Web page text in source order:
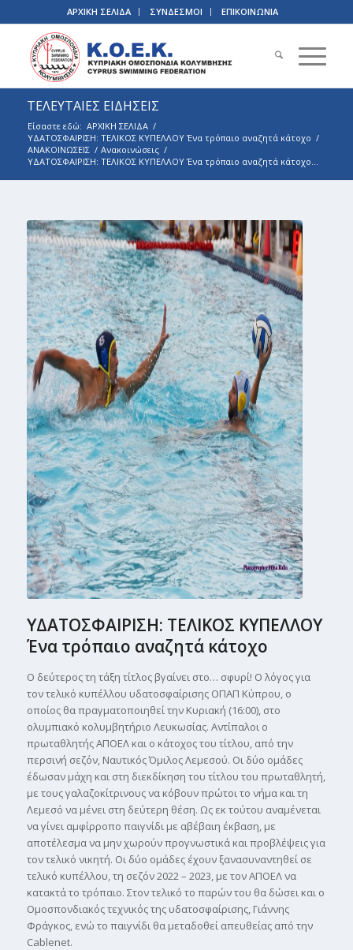
ΑΡΧΙΚΗ ΣΕΛΙΔΑ ΣΥΝΔΕΣΜΟΙ ΕΠΙΚΟΙΝΩΝΙΑ
ΤΕΛΕΥΤΑΙΕΣ ΕΙΔΗΣΕΙΣ
Είσαστε εδώ: ΑΡΧΙΚΗ ΣΕΛΙΔΑ /
ΥΔΑΤΟΣΦΑΙΡΙΣΗ: ΤΕΛΙΚΟΣ ΚΥΠΕΛΛΟΥ Ένα τρόπαιο αναζητά κάτοχο /
ΑΝΑΚΟΙΝΩΣΕΙΣ / Ανακοινώσεις /
ΥΔΑΤΟΣΦΑΙΡΙΣΗ: ΤΕΛΙΚΟΣ ΚΥΠΕΛΛΟΥ Ένα τρόπαιο αναζητά κάτοχο...
ΥΔΑΤΟΣΦΑΙΡΙΣΗ: ΤΕΛΙΚΟΣ ΚΥΠΕΛΛΟΥ
Ένα τρόπαιο αναζητά κάτοχο
Ο δεύτερος τη τάξη τίτλος βγαίνει στο… σφυρί! Ο λόγος για
τον τελικό κυπέλλου υδατοσφαίρισης ΟΠΑΠ Κύπρου, ο
οποίος θα πραγματοποιηθεί την Κυριακή (16:00), στο
ολυμπιακό κολυμβητήριο Λευκωσίας. Αντίπαλοι ο
πρωταθλητής ΑΠΟΕΛ και ο κάτοχος του τίτλου, από την
περσινή σεζόν, Ναυτικός Όμιλος Λεμεσού. Οι δύο ομάδες
έδωσαν μάχη και στη διεκδίκηση του τίτλου του πρωταθλητή,
με τους γαλαζοκίτρινους να κόβουν πρώτοι το νήμα και τη
Λεμεσό να μένει στη δεύτερη θέση. Ως εκ τούτου αναμένεται
να γίνει αμφίρροπο παιγνίδι με αβέβαιη έκβαση, με
αποτέλεσμα να μην χωρούν προγνωστικά και προβλέψεις για
τον τελικό νικητή. Οι δύο ομάδες έχουν ξανασυναντηθεί σε
τελικό κυπέλλου, τη σεζόν 2022 – 2023, με τον ΑΠΟΕΛ να
κατακτά το τρόπαιο. Στον τελικό το παρών του θα δώσει και ο
Ομοσπονδιακός τεχνικός της υδατοσφαίρισης, Γιάννης
Φράγκος, ενώ το παιγνίδι θα μεταδοθεί απευθείας από την
Cablenet.